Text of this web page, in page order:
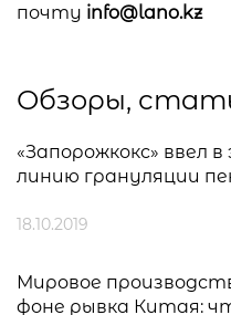
почту info@lano.kz
Обзоры,
«Запорожкокс» ввел
линию грануляции
18.10.2019
Мировое
фоне рывка Китая: